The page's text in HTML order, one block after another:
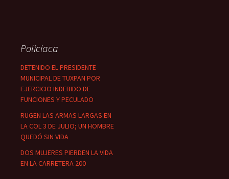
Policiaca
DETENIDO EL PRESIDENTE
MUNICIPAL DE TUXPAN POR
EJERCICIO INDEBIDO DE
FUNCIONES Y PECULADO
RUGEN LAS ARMAS LARGAS EN
LA COL 3 DE JULIO; UN HOMBRE
QUEDÓ SIN VIDA
DOS MUJERES PIERDEN LA VIDA
EN LA CARRETERA 200